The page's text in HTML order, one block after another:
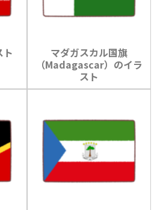
ト
マダガスカル国旗
（Madagascar）のイラ
スト